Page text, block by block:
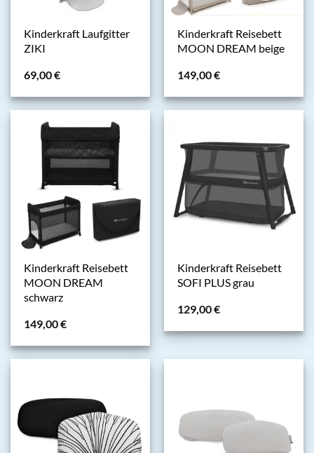
Kinderkraft Laufgitter
ZIKI
69,00€
Kinderkraft Reisebett
MOON DREAM beige
149,00€
Kinderkraft Reisebett
MOON DREAM
schwarz
149,00€
Kinderkraft Reisebett
SOFI PLUS grau
129,00€